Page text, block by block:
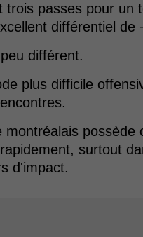
passes pour un
différentiel de
différent.
plus difficile
possède
surtout
d'impact.